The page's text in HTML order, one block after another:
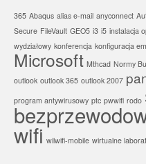
365 Abaqus alias e-mail anyconnect
Secure FileVault GEO5 i3 i5 instalacja
wydziałowy konferencja konfiguracja
Microsoft Mthcad Normy
outlook outlook 365 outlook 2007
program antywirusowy ptc pwwifi rodo
wifi wilwifi-mobile wirtualne